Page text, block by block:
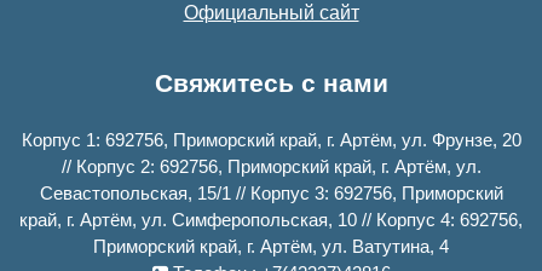
Официальный сайт
Свяжитесь с нами
Корпус 1: 692756, Приморский край, г. Артём, ул. Фрунзе, 20
// Корпус 2: 692756, Приморский край, г. Артём, ул.
Севастопольская, 15/1 // Корпус 3: 692756, Приморский
край, г. Артём, ул. Симферопольская, 10 // Корпус 4: 692756,
Приморский край, г. Артём, ул. Ватутина, 4